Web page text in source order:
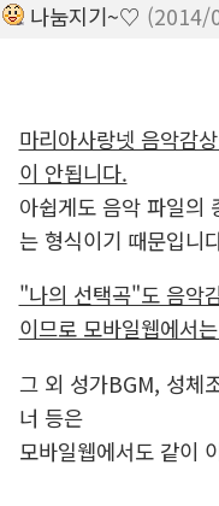
나눔지기~♡ (2014/
마리아사랑넷 음악감
이 안됩니다.
아쉽게도 음악 파일의
는 형식이기 때문입니
"나의 선택곡"도 음악
이므로 모바일웹에서
그 외 성가BGM, 성체
너 등은
모바일웹에서도 같이